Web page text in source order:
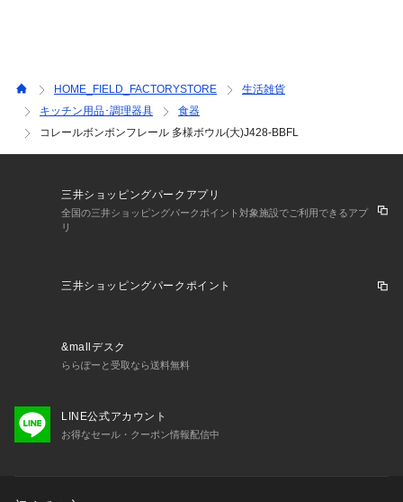
HOME_FIELD_FACTORYSTORE
生活雑貨
キッチン用品･調理器具
食器
コレールボンボンフレール 多様ボウル(大)J428-BBFL
三井ショッピングパークアプリ
全国の三井ショッピングパークポイント対象施設でご利用できるアプ
リ
三井ショッピングパークポイント
&mallデスク
ららぽーと受取なら送料無料
LINE公式アカウント
お得なセール・クーポン情報配信中